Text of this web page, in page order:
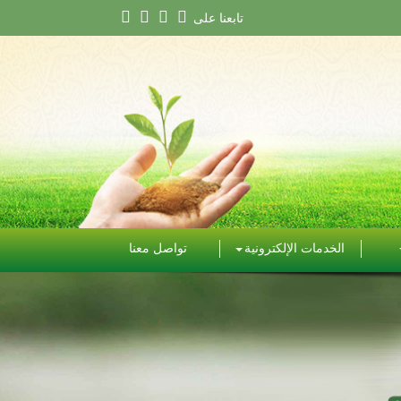
تابعنا على
الخدمات الإلكترونية تواصل معنا